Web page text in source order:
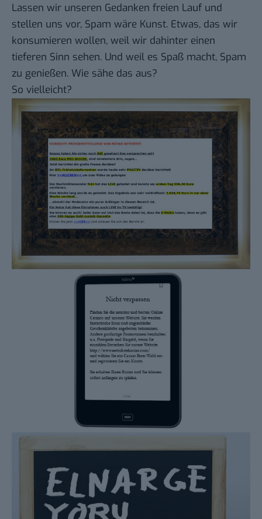
Lassen wir unseren Gedanken freien Lauf und
stellen uns vor, Spam wäre Kunst. Etwas, das wir
konsumieren wollen, weil wir dahinter einen
tieferen Sinn sehen. Und weil es Spaß macht, Spam
zu genießen. Wie sähe das aus?
So vielleicht?